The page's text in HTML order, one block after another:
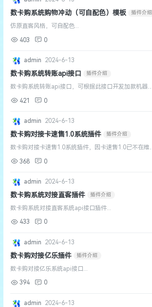
数卡购系统购物冲动（可自配色）模板 插件介绍
仿原直客风格，可自配色...
403 0
admin 2024-6-13
数卡购系统转账api接口 插件介绍
数卡购系统转账api接口，可根据此接口开发加款机器
421 0
admin 2024-6-13
数卡购对接卡速售1.0系统插件 插件介绍
数卡购对接卡速售1.0系统插件，因卡速售1.0已不在维
368 0
admin 2024-6-13
数卡购系统对接直客插件 插件介绍
数卡购系统对接直客系统api接口插件...
433 0
admin 2024-6-13
数卡购对接亿乐插件 插件介绍
数卡购对接亿乐系统api接口...
394 0
admin 2024-6-13